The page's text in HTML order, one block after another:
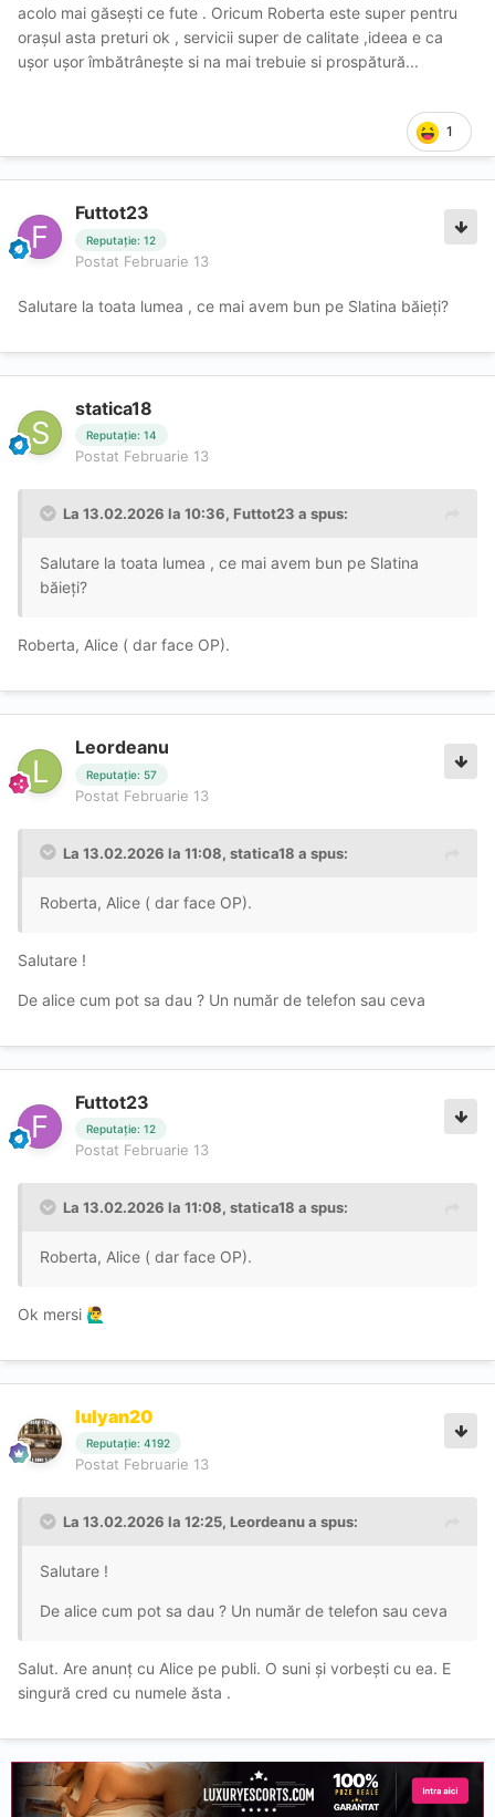
acolo mai găsești ce fute . Oricum Roberta este super pentru
orașul asta preturi ok , servicii super de calitate ,ideea e ca
ușor ușor îmbătrânește si na mai trebuie si prospătură...
1
Futtot23
Reputație: 12
Postat Februarie 13
Salutare la toata lumea , ce mai avem bun pe Slatina băieți?
statica18
Reputație: 14
Postat Februarie 13
La 13.02.2026 la 10:36, Futtot23 a spus:
Salutare la toata lumea , ce mai avem bun pe Slatina
băieți?
Roberta, Alice ( dar face OP).
Leordeanu
Reputație: 57
Postat Februarie 13
La 13.02.2026 la 11:08, statica18 a spus:
Roberta, Alice ( dar face OP).
Salutare !
De alice cum pot sa dau ? Un număr de telefon sau ceva
Futtot23
Reputație: 12
Postat Februarie 13
La 13.02.2026 la 11:08, statica18 a spus:
Roberta, Alice ( dar face OP).
Ok mersi 🙋‍♂️
Iulyan20
Reputație: 4192
Postat Februarie 13
La 13.02.2026 la 12:25, Leordeanua spus:
Salutare !
De alice cum pot sa dau ? Un număr de telefon sau ceva
Salut. Are anunț cu Alice pe publi. O suni și vorbești cu ea. E
singură cred cu numele ăsta .